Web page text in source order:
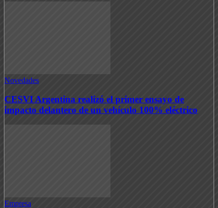
Novedades
CESVI Argentina realizó el primer ensayo de
impacto delantero de un vehículo 100% eléctrico
Empresa